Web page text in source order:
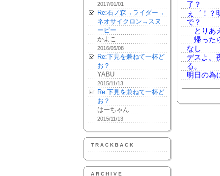
2017/01/01
Re:石ノ森→ライダー→
ネオサイクロン→スヌ
ーピー
かよこ
2016/05/08
Re:下見を兼ねて一杯ど
お？
YABU
2015/11/13
Re:下見を兼ねて一杯ど
お？
はーちゃん
2015/11/13
TRACKBACK
ARCHIVE
了？
ぇ゛！
で？
とりあ
帰った
なし
デスよ。
る。
明日の為